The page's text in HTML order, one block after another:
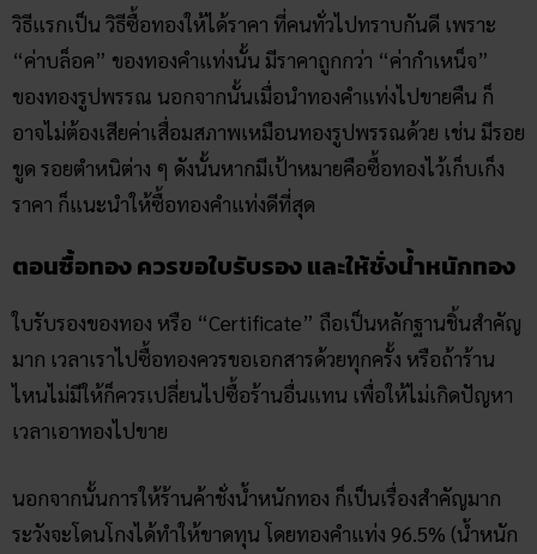
วิธีแรกเป็น วิธีซื้อทองให้ได้ราคา ที่คนทั่วไปทราบกันดี เพราะ
“ค่าบล็อค” ของทองคำแท่งนั้น มีราคาถูกกว่า “ค่ากำเหน็จ”
ของทองรูปพรรณ นอกจากนั้นเมื่อนำทองคำแท่งไปขายคืน ก็
อาจไม่ต้องเสียค่าเสื่อมสภาพเหมือนทองรูปพรรณด้วย เช่น มีรอย
ขูด รอยตำหนิต่าง ๆ ดังนั้นหากมีเป้าหมายคือซื้อทองไว้เก็บเก็ง
ราคา ก็แนะนำให้ซื้อทองคำแท่งดีที่สุด
ตอนซื้อทอง ควรขอใบรับรอง และให้ชั่งน้ำหนักทอง
ใบรับรองของทอง หรือ “Certificate” ถือเป็นหลักฐานชิ้นสำคัญ
มาก เวลาเราไปซื้อทองควรขอเอกสารด้วยทุกครั้ง หรือถ้าร้าน
ไหนไม่มีให้ก็ควรเปลี่ยนไปซื้อร้านอื่นแทน เพื่อให้ไม่เกิดปัญหา
เวลาเอาทองไปขาย
นอกจากนั้นการให้ร้านค้าชั่งน้ำหนักทอง ก็เป็นเรื่องสำคัญมาก
ระวังจะโดนโกงได้ทำให้ขาดทุน โดยทองคำแท่ง 96.5% (น้ำหนัก